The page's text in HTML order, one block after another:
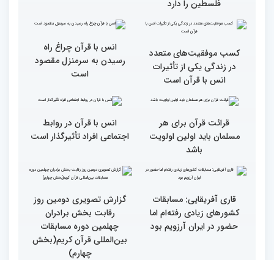
همه باید قرآنی و اهل قرآن
شویم/ ایران بیش از
کشورهای دیگر دغدغه مردم
فلسطین را دارد
دومین محفل انس با قرآن
ویژه بانوان در فرهنگسرای
کسب موفقیت‌های متعدد
در زندگی یکی از تأثیرات
انس با قرآن است
انس با قرآن چراغ راه
است
قرائت قرآن برای هر
مسلمان باید اولین اولویت
انس با قرآن در روابط
اجتماعی افراد تأثیرگذار است